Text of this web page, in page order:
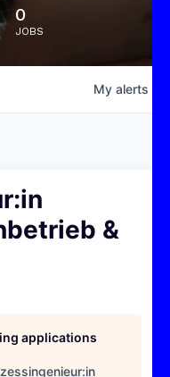
0
JOBS
My alerts
&
applications